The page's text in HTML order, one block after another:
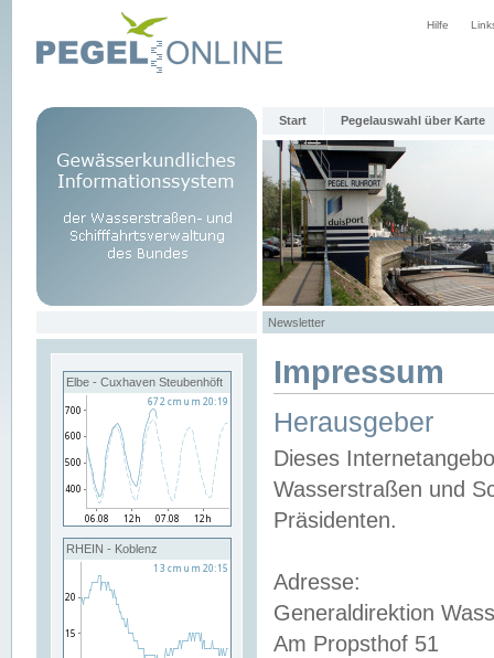
Hilfe
Start Pegelauswahl über Karte
Newsletter
Elbe - Cuxhaven Steubenhöft
RHEIN - Koblenz
Impressum
Herausgeber
Dieses
Wasserstraßen und
Präsidenten.
Adresse:
Generaldirektion
Am Propsthof 51